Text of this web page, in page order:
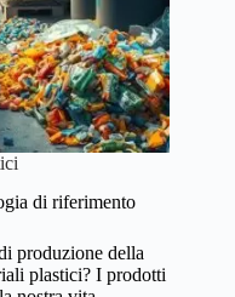
di riferimento
produzione della
plastici? I prodotti